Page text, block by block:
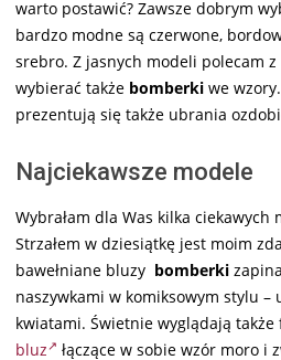
warto postawić? Zawsze dobrym
bardzo modne są czerwone,
srebro. Z jasnych modeli polecam
wybierać także bomberki we
prezentują się także ubrania
Najciekawsze modele
Wybrałam dla Was kilka
Strzałem w dziesiątkę jest moim
bawełniane bluzy bomberki
naszywkami w komiksowym stylu
kwiatami. Świetnie wyglądają
bluz
łączące w sobie wzór moro i